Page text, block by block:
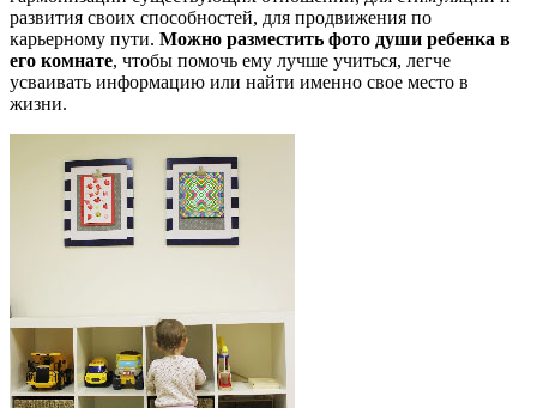
развития своих способностей, для продвижения по
карьерному пути. Можно разместить фото души ребенка в
его комнате, чтобы помочь ему лучше учиться, легче
усваивать информацию или найти именно свое место в
жизни.